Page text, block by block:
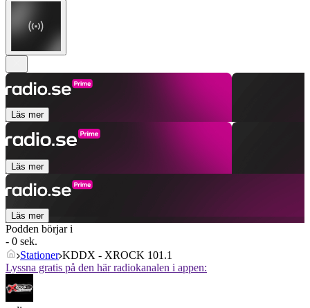
Läs mer
Läs mer
Läs mer
Podden börjar i
- 0 sek.
Stationer KDDX - XROCK 101.1
Lyssna gratis på den här radiokanalen i appen: